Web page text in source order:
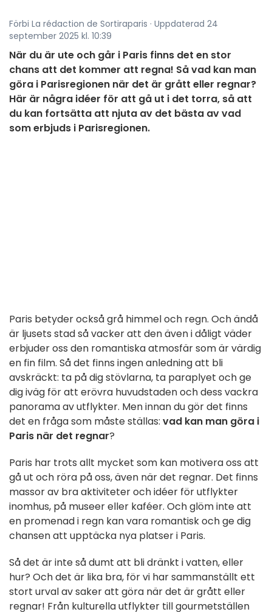
Förbi La rédaction de Sortiraparis · Uppdaterad 24
september 2025 kl. 10:39
När du är ute och går i Paris finns det en stor
chans att det kommer att regna! Så vad kan man
göra i Parisregionen när det är grått eller regnar?
Här är några idéer för att gå ut i det torra, så att
du kan fortsätta att njuta av det bästa av vad
som erbjuds i Parisregionen.
Paris betyder också grå himmel och regn. Och ändå
är ljusets stad så vacker att den även i dåligt väder
erbjuder oss den romantiska atmosfär som är värdig
en fin film. Så det finns ingen anledning att bli
avskräckt: ta på dig stövlarna, ta paraplyet och ge
dig iväg för att erövra huvudstaden och dess vackra
panorama av utflykter. Men innan du gör det finns
det en fråga som måste ställas: vad kan man göra i
Paris när det regnar?
Paris har trots allt mycket som kan motivera oss att
gå ut och röra på oss, även när det regnar. Det finns
massor av bra aktiviteter och idéer för utflykter
inomhus, på museer eller kaféer. Och glöm inte att
en promenad i regn kan vara romantisk och ge dig
chansen att upptäcka nya platser i Paris.
Så det är inte så dumt att bli dränkt i vatten, eller
hur? Och det är lika bra, för vi har sammanställt ett
stort urval av saker att göra när det är grått eller
regnar! Från kulturella utflykter till gourmetställen